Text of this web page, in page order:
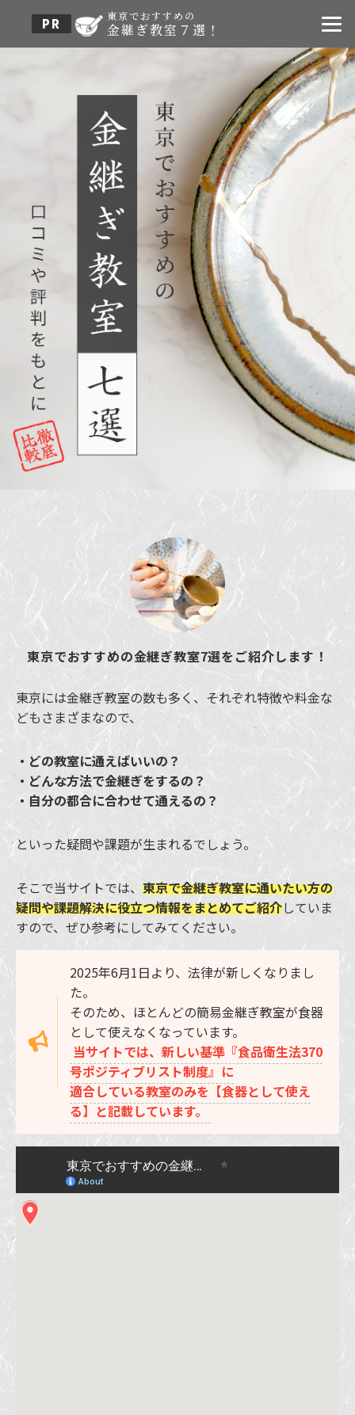
東京でおすすめの
金継ぎ教室７選！
更新日：2026.05.19
東京でおすすめの金継ぎ教室7選をご紹介します！
東京には金継ぎ教室の数も多く、それぞれ特徴や料金な
どもさまざまなので、
・どの教室に通えばいいの？
・どんな方法で金継ぎをするの？
・自分の都合に合わせて通えるの？
といった疑問や課題が生まれるでしょう。
そこで当サイトでは、 東京で金継ぎ教室に通いたい方の
疑問や課題解決に役立つ情報をまとめてご紹介していま
すので、ぜひ参考にしてみてください。
2025年6月1日より、法律が新しくなりまし
た。
そのため、ほとんどの簡易金継ぎ教室が食器
として使えなくなっています。
当サイトでは、新しい基準『食品衛生法370
号ポジティブリスト制度』に
適合している教室のみを【食器として使え
る】と記載しています。